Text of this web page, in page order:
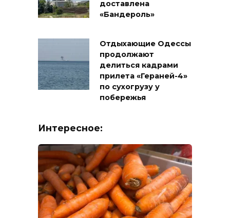
доставлена
«Бандероль»
Отдыхающие Одессы
продолжают
делиться кадрами
прилета «Гераней-4»
по сухогрузу у
побережья
Интересное: